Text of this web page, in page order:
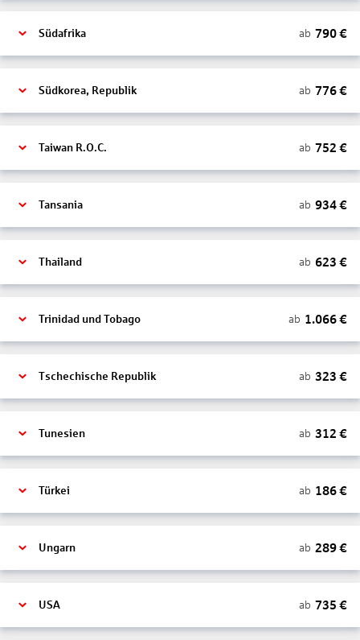
Südafrika ab 790€
Südkorea, Republik ab 776€
Taiwan R.O.C. ab 752 €
Tansania ab 934€
Thailand ab 623 €
Trinidad und Tobago ab 1.066€
Tschechische Republik ab 323 €
Tunesien ab 312 €
Türkei ab 186€
Ungarn ab 289€
USA ab 735 €